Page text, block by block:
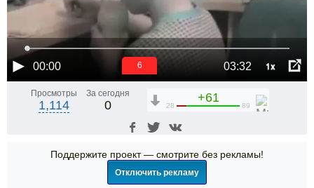
00:00 03:32 1x
6
Просмотры
1,114
За сегодня
0
+61
28 89
Поддержите проект — смотрите без рекламы!
Отключить рекламу